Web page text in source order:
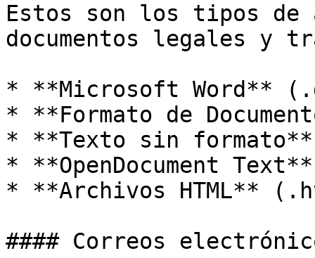
Estos son los tipos de
documentos legales y
* **Microsoft Word**
* **Formato de
* **Texto sin
* **OpenDocument
* **Archivos HTML**
#### Correos